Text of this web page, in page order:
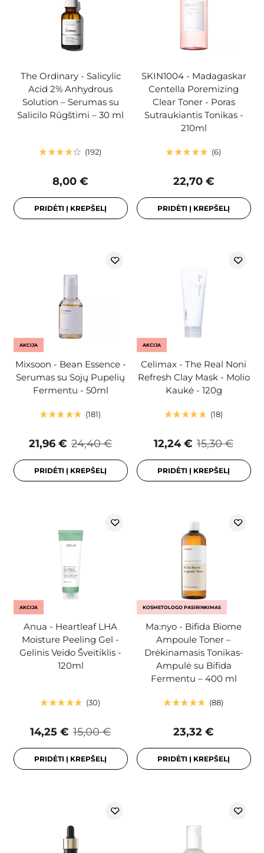
The Ordinary - Salicylic
Acid 2% Anhydrous
Solution – Serumas su
Salicilo Rūgštimi – 30 ml
192
8,00 €
PRIDĖTI Į KREPŠELĮ
SKIN1004 - Madagaskar
Centella Poremizing
Clear Toner - Poras
Sutraukiantis Tonikas -
210ml
6
22,70 €
PRIDĖTI Į KREPŠELĮ
AKCIJA
Mixsoon - Bean Essence -
Serumas su Sojų Pupelių
Fermentu - 50ml
181
24,40 €
21,96 €
PRIDĖTI Į KREPŠELĮ
AKCIJA
Celimax - The Real Noni
Refresh Clay Mask - Molio
Kaukė - 120g
18
15,30 €
12,24 €
PRIDĖTI Į KREPŠELĮ
AKCIJA
Anua - Heartleaf LHA
Moisture Peeling Gel -
Gelinis Veido Šveitiklis -
120ml
30
15,00 €
14,25 €
PRIDĖTI Į KREPŠELĮ
KOSMETOLOGO PASIRINKIMAS
Ma:nyo - Bifida Biome
Ampoule Toner –
Drėkinamasis Tonikas-
Ampulė su Bifida
Fermentu – 400 ml
88
23,32 €
PRIDĖTI Į KREPŠELĮ